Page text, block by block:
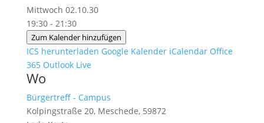
Mittwoch 02.10.30
19:30 - 21:30
Zum Kalender hinzufügen
ICS herunterladen Google Kalender iCalendar Office
365 Outlook Live
Wo
Bürgertreff - Campus
Kolpingstraße 20, Meschede, 59872